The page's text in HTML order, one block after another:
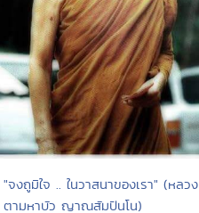
"จงถูมิใจ .. ในวาสนาของเรา" (หลวง
ตามหาบัว ญาณสัมปันโน)